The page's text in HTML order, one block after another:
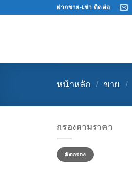
ฝากขาย-เช่า ติดต่อ
หน้าหลัก / ขาย /
กรองตามราคา
ราคา
ต่ำ
สุด
ราคา
สูงสุดคัดกรอง